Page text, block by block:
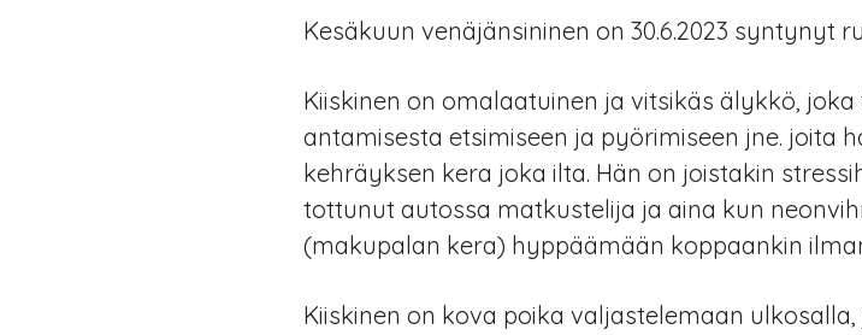
Kesäkuun venäjänsininen on 30.6.2023 syntynyt
Kiiskinen on omalaatuinen ja vitsikäs älykkö,
antamisesta etsimiseen ja pyörimiseen jne. joita
kehräyksen kera joka ilta. Hän on joistakin
tottunut autossa matkustelija ja aina kun
(makupalan kera) hyppäämään koppaankin
Kiiskinen on kova poika valjastelemaan